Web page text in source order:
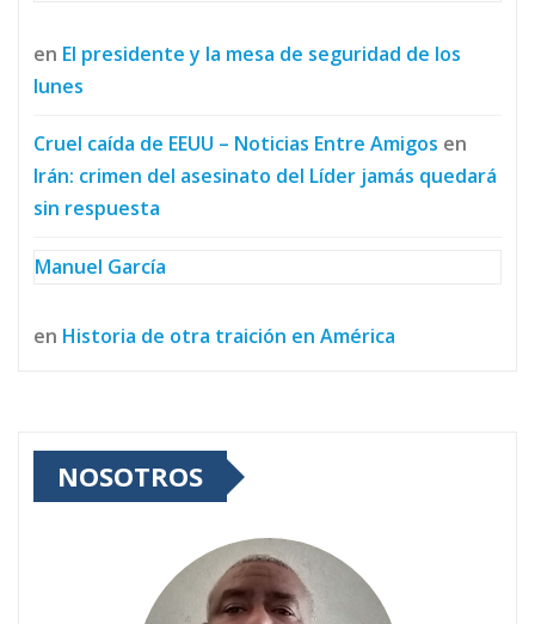
en El presidente y la mesa de seguridad de los
lunes
Cruel caída de EEUU – Noticias Entre Amigos en
Irán: crimen del asesinato del Líder jamás quedará
sin respuesta
Manuel García
en Historia de otra traición en América
NOSOTROS